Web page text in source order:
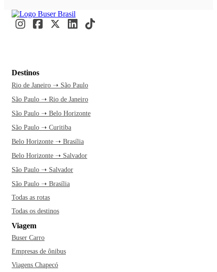
Destinos
Rio de Janeiro ➝ São Paulo
São Paulo ➝ Rio de Janeiro
São Paulo ➝ Belo Horizonte
São Paulo ➝ Curitiba
Belo Horizonte ➝ Brasília
Belo Horizonte ➝ Salvador
São Paulo ➝ Salvador
São Paulo ➝ Brasília
Todas as rotas
Todas os destinos
Viagem
Buser Carro
Empresas de ônibus
Viagens Chapecó